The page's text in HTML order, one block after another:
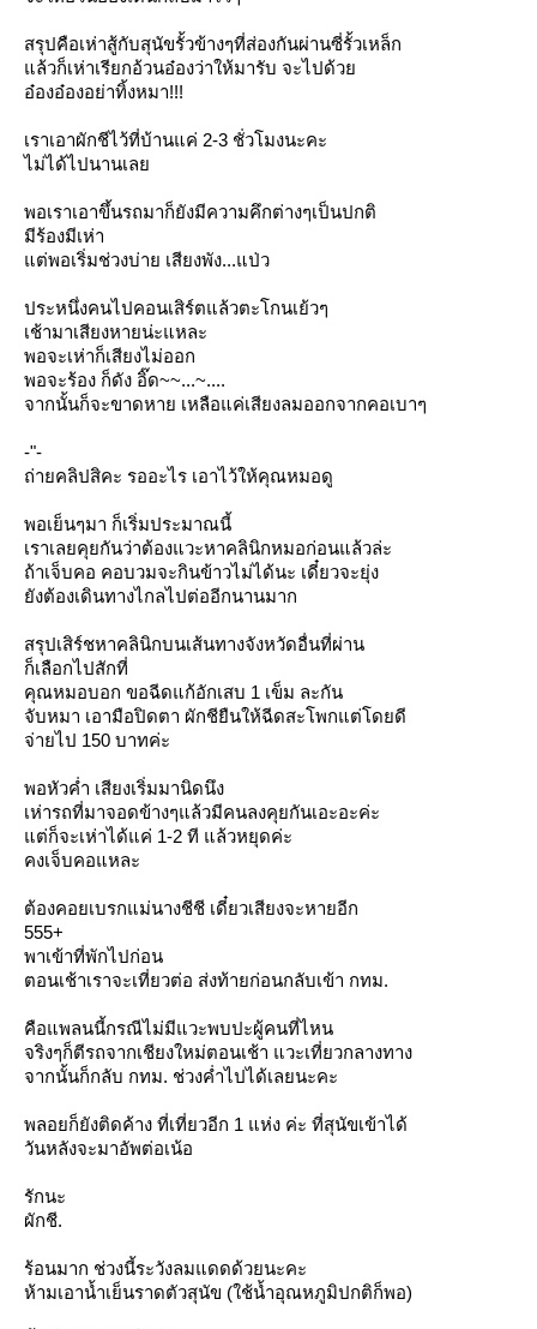
สรุปคือเห่าสู้กับสุนัขรั้วข้างๆที่ส่องกันผ่านซี่รั้วเหล็ก
ล้วก็เห่าเรียกอ้วนอ๋องว่าให้มารับ จะไปด้ว
อ๋องอ๋องอย่าทิ้งหมา!!!
เราเอาผักชีไว้ที่บ้านแค่ 2-3 ชั่วโมงนะคะ
ไม่ได้ไปนานเล
พอเราเอาขึ้นรถมาก็ยังมีความคึกต่างๆเป็นปกติ
มีร้องมีเห่า
ต่พอเริ่มช่วงบ่าย เสียงพัง...แป่ว
ประหนึ่งคนไปคอนเสิร์ตแล้วตะโกนเย้วๆ
เช้ามาเสียงหายน่ะแหละ
พอจะเห่าก็เสียงไม่ออก
พอจะร้อง ก็ดัง อิ๊ด~~...~....
จากนั้นก็จะขาดหาย เหลือแค่เสียงลมออกจากคอเบาๆ
-"-
ถ่ายคลิปสิคะ รออะไร เอาไว้ให้คุณหมอดู
พอเย็นๆมา ก็เริ่มประมาณนี้
เราเลยคุยกันว่าต้องแวะหาคลินิกหมอก่อนแล้วล่ะ
ถ้าเจ็บคอ คอบวมจะกินข้าวไม่ได้นะ เดี๋ยวจะยุ่ง
ังต้องเดินทางไกลไปต่ออีกนานมาก
สรุปเสิร์ชหาคลินิกบนเส้นทางจังหวัดอื่นที่ผ่าน
ก็เลือกไปสักที่
คุณหมอบอก ขอฉีดแก้อักเสบ 1 เข็ม ละกัน
จับหมา เอามือปิดตา ผักชียืนให้ฉีดสะโพกแต่โดยดี
จ่ายไป 150 บาทค่ะ
พอหัวค่ำ เสียงเริ่มมานิดนึง
เห่ารถที่มาจอดข้างๆแล้วมีคนลงคุยกันเอะอะค่ะ
ต่ก็จะเห่าได้แค่ 1-2 ที แล้วหยุดค่ะ
คงเจ็บคอแหละ
ต้องคอยเบรกแม่นางชีชี เดี๋ยวเสียงจะหายอีก
555+
พาเข้าที่พักไปก่อน
ตอนเช้าเราจะเที่ยวต่อ ส่งท้ายก่อนกลับเข้า กทม.
คือแพลนนี้กรณีไม่มีแวะพบปะผู้คนที่ไหน
จริงๆก็ตีรถจากเชียงใหม่ตอนเช้า แวะเที่ยวกลางทาง
จากนั้นก็กลับ กทม. ช่วงค่ำไปได้เลยนะคะ
พลอยก็ยังติดค้าง ที่เที่ยวอีก 1 แห่ง ค่ะ ที่สุนัขเข้าได้
วันหลังจะมาอัพต่อเน้อ
รักนะ
ผักชี.
ร้อนมาก ช่วงนี้ระวังลมแดดด้วยนะคะ
ห้ามเอาน้ำเย็นราดตัวสุนัข (ใช้น้ำอุณหภูมิปกติก็พอ)